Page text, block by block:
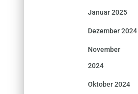
Januar 2025
Dezember 2024
November
2024
Oktober 2024